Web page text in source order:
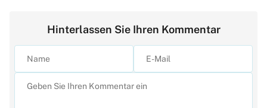
Hinterlassen Sie Ihren Kommentar